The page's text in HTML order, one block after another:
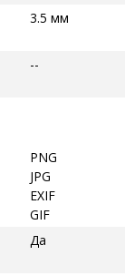
3.5 мм
--
PNG
JPG
EXIF
GIF
Да